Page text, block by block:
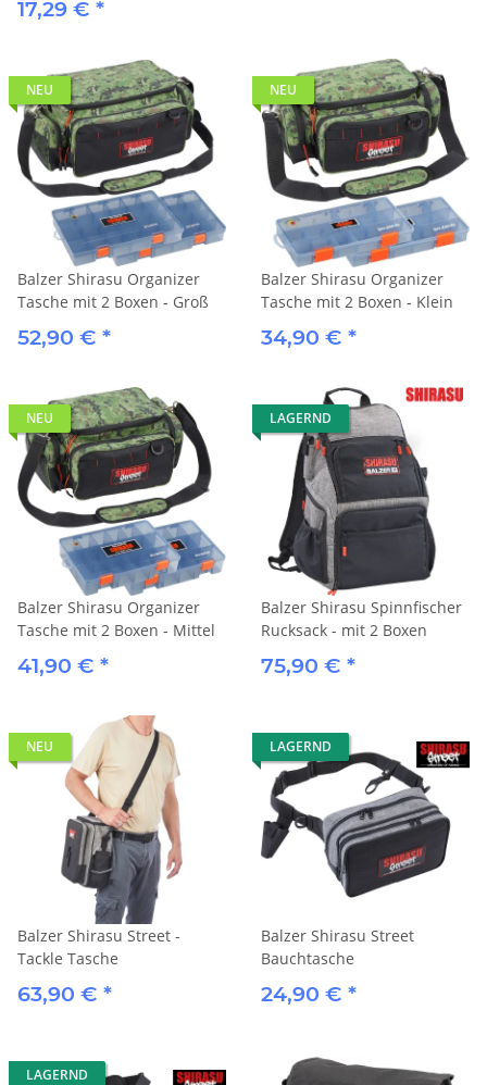
17,29 € *
NEU
Balzer Shirasu Organizer
Tasche mit 2 Boxen - Groß
52,90 € *
NEU
Balzer Shirasu Organizer
Tasche mit 2 Boxen - Klein
34,90 € *
NEU
Balzer Shirasu Organizer
Tasche mit 2 Boxen - Mittel
41,90 € *
LAGERND
Balzer Shirasu Spinnfischer
Rucksack - mit 2 Boxen
75,90 € *
NEU
Balzer Shirasu Street -
Tackle Tasche
63,90 € *
LAGERND
Balzer Shirasu Street
Bauchtasche
24,90 € *
LAGERND